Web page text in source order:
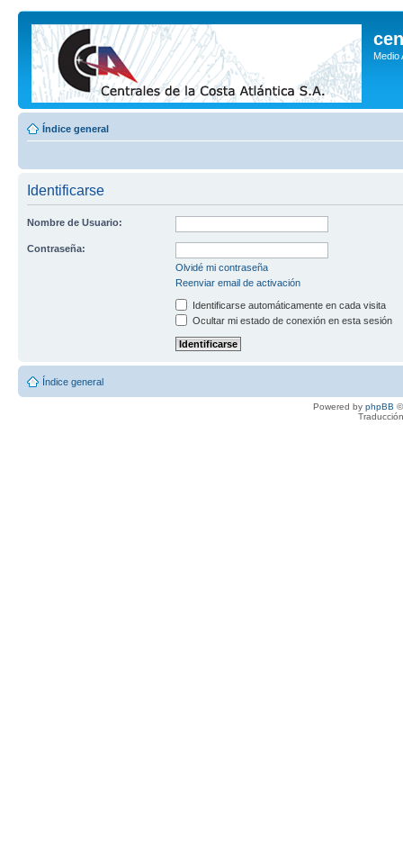
Medio
Índice general
Identificarse
Nombre de Usuario:
Contraseña:
Olvidé mi contraseña
Reenviar email de activación
Identificarse automáticamente en cada visita
Ocultar mi estado de conexión en esta sesión
Índice general
Powered by phpBB